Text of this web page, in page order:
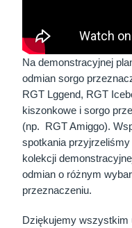
Na demonstracyjnej
odmian sorgo
RGT Lggend, RGT
kiszonkowe i sorgo
(np. RGT Amiggo).
spotkania
kolekcji
odmian o różnym
przeznaczeniu.
Dziękujemy